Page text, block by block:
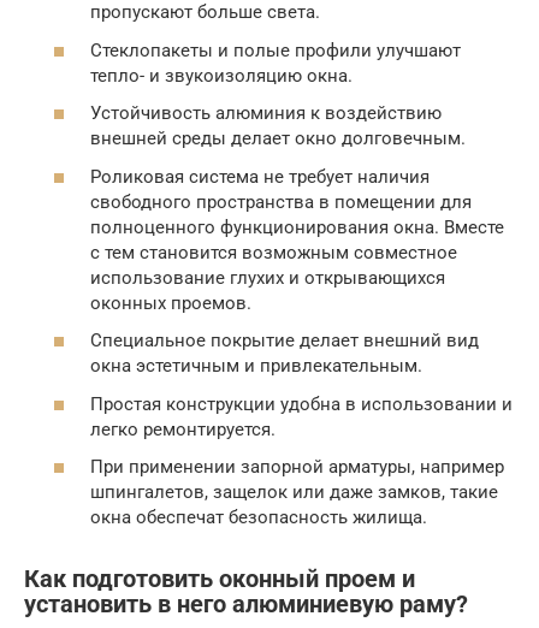
пропускают больше света.
Стеклопакеты и полые профили улучшают
тепло- и звукоизоляцию окна.
Устойчивость алюминия к воздействию
внешней среды делает окно долговечным.
Роликовая система не требует наличия
свободного пространства в помещении для
полноценного функционирования окна. Вместе
с тем становится возможным совместное
использование глухих и открывающихся
оконных проемов.
Специальное покрытие делает внешний вид
окна эстетичным и привлекательным.
Простая конструкции удобна в использовании и
легко ремонтируется.
При применении запорной арматуры, например
шпингалетов, защелок или даже замков, такие
окна обеспечат безопасность жилища.
Как подготовить оконный проем и
установить в него алюминиевую раму?